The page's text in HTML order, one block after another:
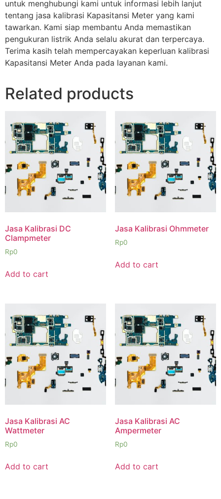
untuk menghubungi kami untuk informasi lebih lanjut
tentang jasa kalibrasi Kapasitansi Meter yang kami
tawarkan. Kami siap membantu Anda memastikan
pengukuran listrik Anda selalu akurat dan terpercaya.
Terima kasih telah mempercayakan keperluan kalibrasi
Kapasitansi Meter Anda pada layanan kami.
Related products
Jasa Kalibrasi DC
Clampmeter
Rp0
Add to cart
Jasa Kalibrasi Ohmmeter
Rp0
Add to cart
Jasa Kalibrasi AC
Wattmeter
Rp0
Add to cart
Jasa Kalibrasi AC
Ampermeter
Rp0
Add to cart